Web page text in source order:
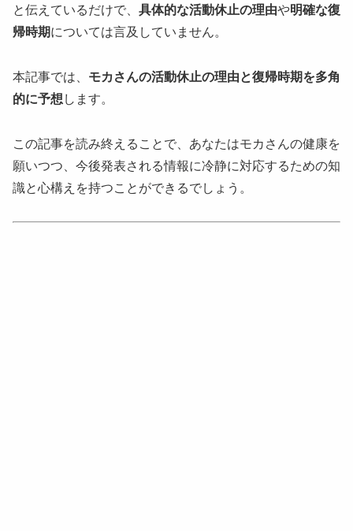
と伝えているだけで、 具体的な活動休止の理由や明確な復
帰時期については言及していません。
本記事では、 モカさんの活動休止の理由と復帰時期を多角
的に予想 します。
この記事を読み終えることで、あなたはモカさんの健康を
願いつつ、今後発表される情報に冷静に対応するための知
識と心構えを持つことができるでしょう。